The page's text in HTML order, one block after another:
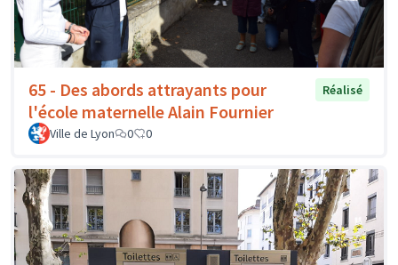
65 - Des abords attrayants pour
l'école maternelle Alain Fournier
Réalisé
Ville de Lyon 0 0